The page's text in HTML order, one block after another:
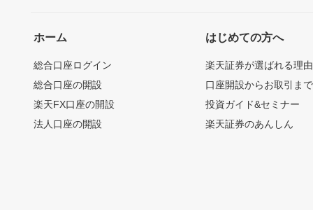
ホーム
総合口座ログイン
総合口座の開設
楽天FX口座の開設
法人口座の開設
はじめての方へ
楽天証券が選ばれる理由
口座開設からお取引ま
投資ガイド&セミナー
楽天証券のあんしん